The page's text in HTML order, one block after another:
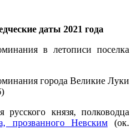
даты 2021 года
в летописи поселка
города Великие Луки
князя, полководца
прозванного Невским(ок.